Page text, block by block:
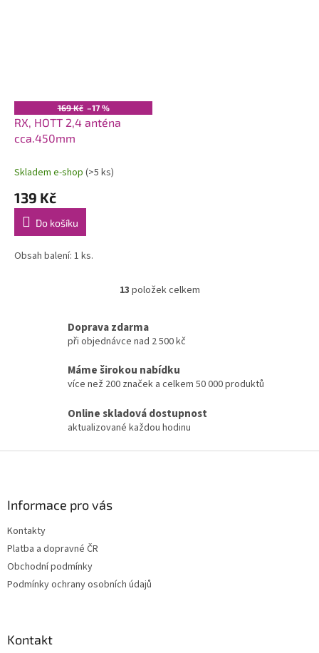
169 Kč –17 %
RX, HOTT 2,4 anténa
cca.450mm
Skladem e-shop (>5 ks)
139 Kč
Do košíku
Obsah balení: 1 ks.
O
á
a
c
í
r
v
13 položek celkem
Doprava zdarma
při objednávce nad 2 500 kč
Máme širokou nabídku
více než 200 značek a celkem 50 000 produktů
Online skladová dostupnost
aktualizované každou hodinu
Informace pro vás
Kontakty
Platba a dopravné ČR
Obchodní podmínky
Podmínky ochrany osobních údajů
Kontakt